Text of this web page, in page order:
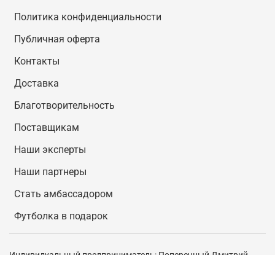
Политика конфиденциальности
Публичная оферта
Контакты
Доставка
Благотворительность
Поставщикам
Наши эксперты
Наши партнеры
Стать амбассадором
Футболка в подарок